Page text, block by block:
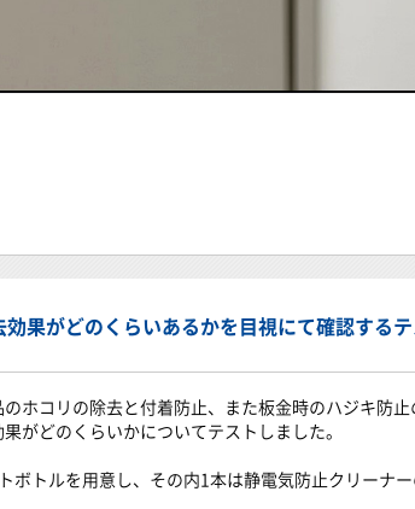
果がどのくらいあるかを目視にて確認する
ホコリの除去と付着防止、また板金時のハジキ防
がどのくらいかについてテストしました。
ボトルを用意し、その内1本は静電気防止クリーナ